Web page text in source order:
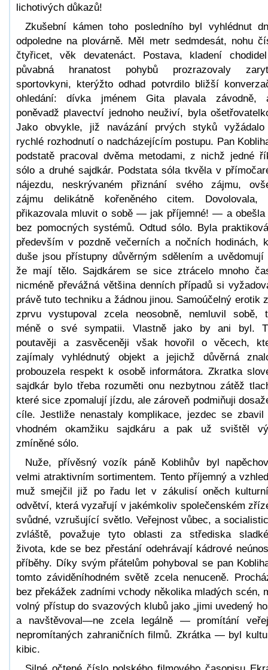
lichotivých důkazů!
Zkušební kámen toho posledního byl vyhlédnut
odpoledne na plovárně. Měl metr sedmdesát, nohu
čtyřicet, věk devatenáct. Postava, kladení
půvabná hranatost pohybů prozrazovaly
sportovkyni, kterýžto odhad potvrdilo bližší
ohledání: dívka jménem Gita plavala závodně,
poněvadž plavectví jednoho neuživí, byla
Jako obvykle, již navázání prvých styků
rychlé rozhodnutí o nadcházejícím postupu. Pan
podstatě pracoval dvěma metodami, z nichž jedné
sólo a druhé sajdkár. Podstata sóla tkvěla v
nájezdu, neskrývaném přiznání svého zájmu,
zájmu delikátně kořeněného citem. Dovolovala,
přikazovala mluvit o sobě — jak příjemné! — a obešla
bez pomocných systémů. Odtud sólo. Byla
především v pozdně večerních a nočních hodinách,
duše jsou přístupny důvěrným sdělením a uvědomují
že mají tělo. Sajdkárem se sice ztrácelo mnoho
nicméně převážná většina denních případů si
právě tuto techniku a žádnou jinou. Samoúčelný erotik
zprvu vystupoval zcela neosobně, nemluvil sobě,
méně o své sympatii. Vlastně jako by ani byl.
poutavěji a zasvěceněji však hovořil o věcech,
zajímaly vyhlédnutý objekt a jejichž důvěrná
probouzela respekt k osobě informátora. Zkratka
sajdkár bylo třeba rozuměti onu nezbytnou zátěž
které sice zpomalují jízdu, ale zároveň podmiňuji
cíle. Jestliže nenastaly komplikace, jezdec se zbavil
vhodném okamžiku sajdkáru a pak už svištěl
zmíněné sólo.
Nuže, přívěsný vozík páně Koblihův byl
velmi atraktivním sortimentem. Tento příjemný a
muž smejčil již po řadu let v zákulisí oněch
odvětví, která vyzařují v jakémkoliv společenském
svůdné, vzrušující světlo. Veřejnost vůbec, a
zvláště, považuje tyto oblasti za střediska
života, kde se bez přestání odehrávají kádrové
příběhy. Díky svým přátelům pohyboval se pan
tomto záviděníhodném světě zcela nenuceně.
bez překážek zadními vchody několika mladých scén,
volný přístup do svazových klubů jako „jimi uvedený
a navštěvoval—ne zcela legálně — promítání
nepromítaných zahraničních filmů. Zkrátka — byl
kibic.